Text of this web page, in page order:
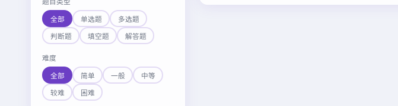
全部
单选题
多选题
判断题
填空题 解答题
难度
全部
简单 一般
中等
较难
困难